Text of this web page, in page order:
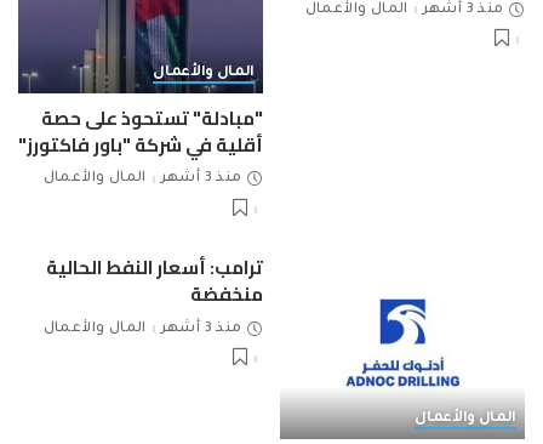
منذ 3 أشهر المال والأعمال
المال والأعمال
"مبادلة" تستحوذ على حصة
أقلية في شركة "باور فاكتورز"
منذ 3 أشهر المال والأعمال
المال والأعمال
ترامب: أسعار النفط الحالية
منخفضة
منذ 3 أشهر المال والأعمال